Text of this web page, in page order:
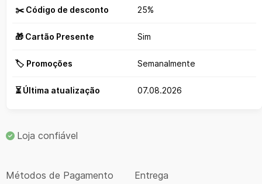
✂️ Código de desconto 25%
🎁 Cartão Presente Sim
🏷️ Promoções Semanalmente
⏳ Última atualização 07.08.2026
Loja confiável
Métodos de Pagamento
Entrega